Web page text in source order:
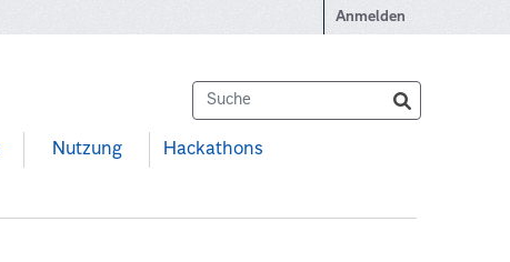
Anmelden
Nutzung Hackathons